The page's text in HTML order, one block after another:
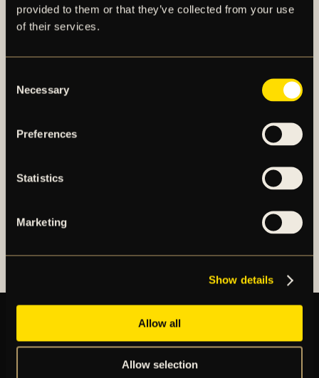
provided to them or that they’ve collected from your use
of their services.
Selection
Necessary
Preferences
Statistics
Marketing
Show details
Allow all
Allow selection
AIK – SEDAN 1891
AIK Fotboll AB bedriver AIK Fotbollsförenings
damlag. Herrlaget spelar i Allsvenskan och damlaget
spelar i OBOS Damallsvenskan. AIK Fotboll AB är
noterat på NGM Nordic Growth Market Stockholm.
AIK FOTBOLLSFÖRENING